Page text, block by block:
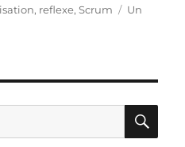
, reflexe,Scrum
Un